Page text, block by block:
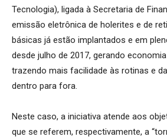
Tecnologia), ligada à Secretaria de
emissão eletrônica de holerites e de
básicas já estão implantados e em
desde julho de 2017, gerando
trazendo mais facilidade às rotinas e
dentro para fora.
Neste caso, a iniciativa atende aos
que se referem, respectivamente, a